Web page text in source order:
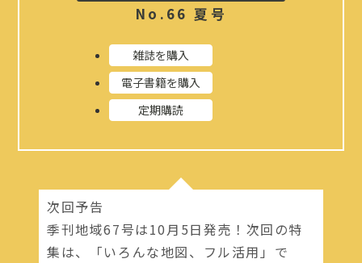
No.66 夏号
雑誌を購入
電子書籍を購入
定期購読
次回予告
季刊地域67号は10月5日発売！次回の特
集は、「いろんな地図、フル活用」で